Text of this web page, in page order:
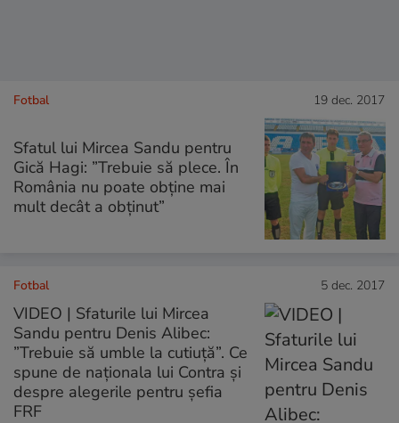
Fotbal 19 dec. 2017
Sfatul lui Mircea Sandu pentru
Gică Hagi: ”Trebuie să plece. În
România nu poate obţine mai
mult decât a obţinut”
Fotbal 5 dec. 2017
VIDEO | Sfaturile lui Mircea
Sandu pentru Denis Alibec:
”Trebuie să umble la cutiuță”. Ce
spune de naționala lui Contra și
despre alegerile pentru șefia
FRF